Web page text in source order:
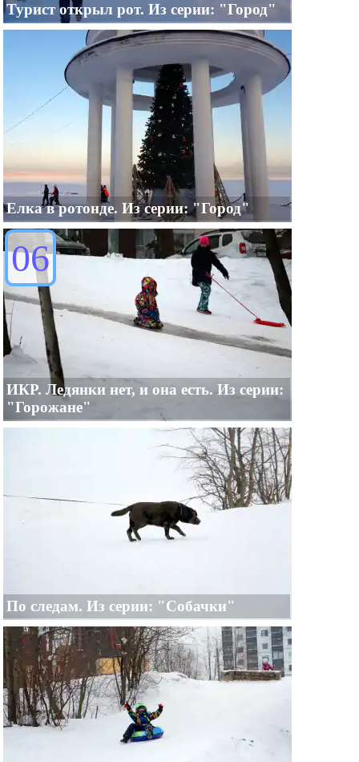
Турист открыл рот. Из серии: "Город"
Елка в ротонде. Из серии: "Город"
06
ИКР. Ледянки нет, и она есть. Из серии:
"Горожане"
По следам. Из серии: "Собачки"